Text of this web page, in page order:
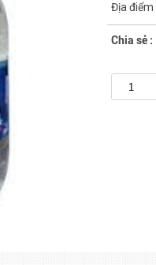
Địa điểm
Chia sẻ :